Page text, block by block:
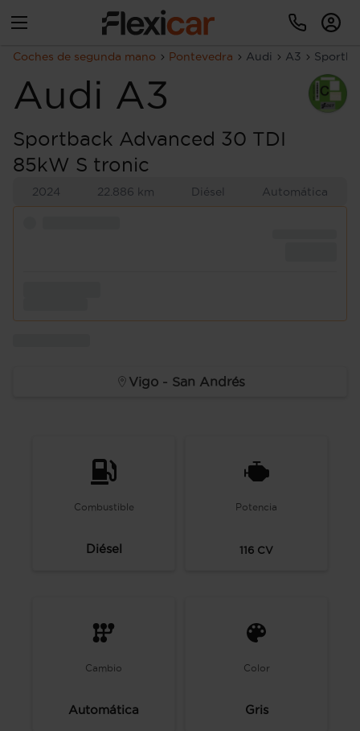
Coches de segunda mano Pontevedra Audi A3
Audi A3
Sportback Advanced 30 TDI
85kW S tronic
2024 22.886 km Diésel Automática
Vigo - San Andrés
Combustible
Diésel
Potencia
116 CV
Cambio
Automática
Color
Gris